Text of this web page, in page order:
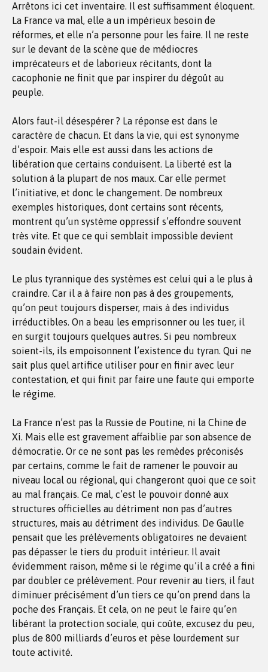
Arrêtons ici cet inventaire. Il est suffisamment éloquent.
La France va mal, elle a un impérieux besoin de
réformes, et elle n’a personne pour les faire. Il ne reste
sur le devant de la scène que de médiocres
imprécateurs et de laborieux récitants, dont la
cacophonie ne finit que par inspirer du dégoût au
peuple.
Alors faut-il désespérer ? La réponse est dans le
caractère de chacun. Et dans la vie, qui est synonyme
d’espoir. Mais elle est aussi dans les actions de
libération que certains conduisent. La liberté est la
solution à la plupart de nos maux. Car elle permet
l’initiative, et donc le changement. De nombreux
exemples historiques, dont certains sont récents,
montrent qu’un système oppressif s’effondre souvent
très vite. Et que ce qui semblait impossible devient
soudain évident.
Le plus tyrannique des systèmes est celui qui a le plus à
craindre. Car il a à faire non pas à des groupements,
qu’on peut toujours disperser, mais à des individus
irréductibles. On a beau les emprisonner ou les tuer, il
en surgit toujours quelques autres. Si peu nombreux
soient-ils, ils empoisonnent l’existence du tyran. Qui ne
sait plus quel artifice utiliser pour en finir avec leur
contestation, et qui finit par faire une faute qui emporte
le régime.
La France n’est pas la Russie de Poutine, ni la Chine de
Xi. Mais elle est gravement affaiblie par son absence de
démocratie. Or ce ne sont pas les remèdes préconisés
par certains, comme le fait de ramener le pouvoir au
niveau local ou régional, qui changeront quoi que ce soit
au mal français. Ce mal, c’est le pouvoir donné aux
structures officielles au détriment non pas d’autres
structures, mais au détriment des individus. De Gaulle
pensait que les prélèvements obligatoires ne devaient
pas dépasser le tiers du produit intérieur. Il avait
évidemment raison, même si le régime qu’il a créé a fini
par doubler ce prélèvement. Pour revenir au tiers, il faut
diminuer précisément d’un tiers ce qu’on prend dans la
poche des Français. Et cela, on ne peut le faire qu’en
libérant la protection sociale, qui coûte, excusez du peu,
plus de 800 milliards d’euros et pèse lourdement sur
toute activité.